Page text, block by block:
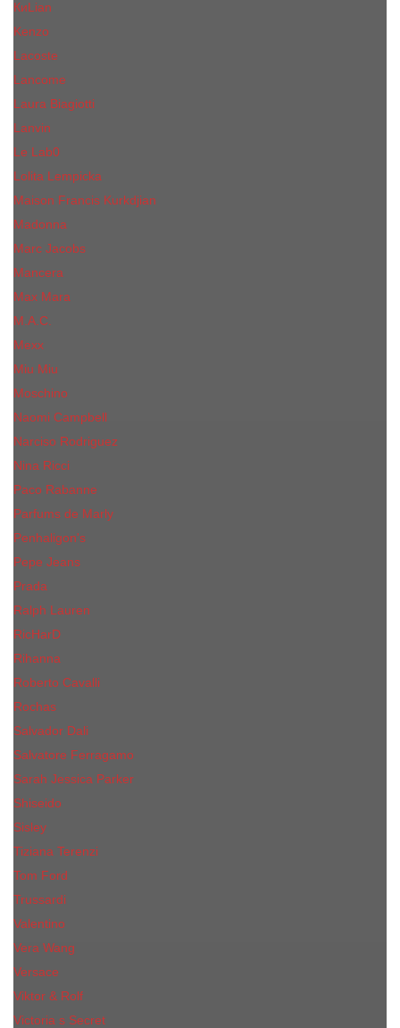
КиLian
Kenzo
Lacoste
Lancome
Laura Biagiotti
Lanvin
Lе Lab0
Lolita Lempicka
Maison Francis Kurkdjian
Madonna
Marc Jacobs
Mancera
Max Mara
M.А.C.
Mexx
Miu Miu
Mоsсhino
Naomi Campbell
Narciso Rodriguez
Nina Ricci
Paco Rabanne
Parfums de Marly
Penhaligon's
Pepe Jeans
Prada
Ralph Lauren
RicHarD
Rihanna
Roberto Cavalli
Rochas
Salvador Dali
Salvatore Ferragamo
Sarah Jessica Parker
Shiseido
Sisley
Tiziana Terenzi
Tom Ford
Trussardi
Valentino
Vera Wang
Versace
Viktor & Rolf
Victoria s Secret